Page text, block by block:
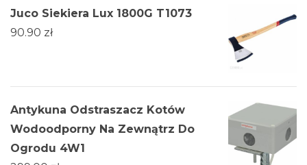
Juco Siekiera Lux 1800G T1073
90.90 zł
Antykuna Odstraszacz Kotów
Wodoodporny Na Zewnątrz Do
Ogrodu 4W1